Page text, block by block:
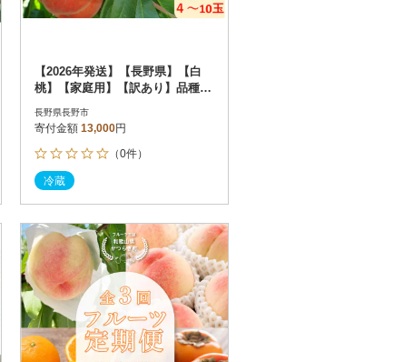
【2026年発送】【長野県】【白
桃】【家庭用】【訳あり】品種お
長野県長野市
寄付金額 13,000円
（0件）
冷蔵